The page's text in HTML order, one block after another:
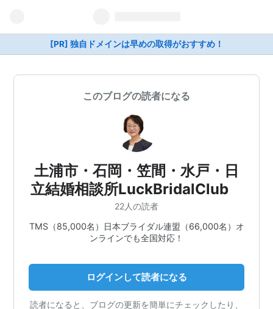
[PR] 独自ドメインは早めの取得がおすすめ！
このブログの読者になる
土浦市・石岡・笠間・水戸・日
立結婚相談所LuckBridalClub
22人の読者
TMS（85,000名）日本ブライダル連盟（66,000名）オ
ンラインでも全国対応！
ログインして読者になる
読者になると、ブログの更新を簡単にチェックしたり、